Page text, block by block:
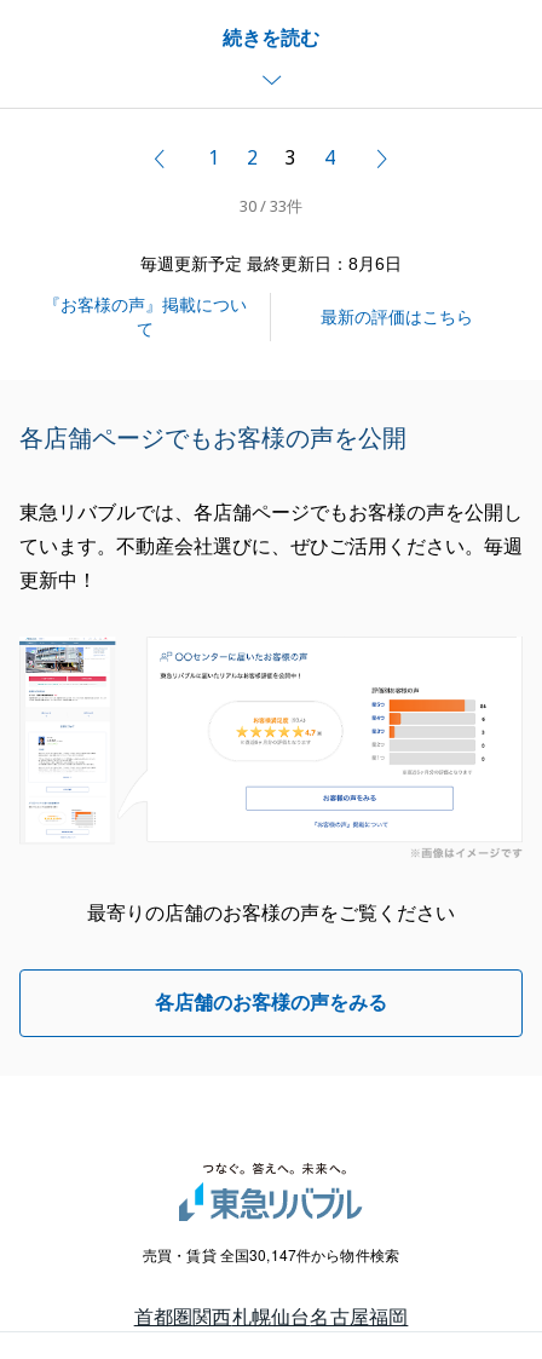
続きを読む
また、販売活動に関してはS様とお打合せを行いなが
らスムーズにお取引を進めることができました。お体
にお気を付けてお過ごしください。
今後とも、宜しくお願い致します。
前へ1 2 3 4
30 / 33件
毎週更新予定 最終更新日：8月6日
『お客様の声』掲載につい
て
最新の評価はこちら
各店舗ページでもお客様の声を公開
東急リバブルでは、各店舗ページでもお客様の声を公開し
ています。不動産会社選びに、ぜひご活用ください。毎週
更新中！
最寄りの店舗のお客様の声をご覧ください
各店舗のお客様の声をみる
売買・賃貸 全国30,147件から物件検索
首都圏関西札幌仙台名古屋福岡